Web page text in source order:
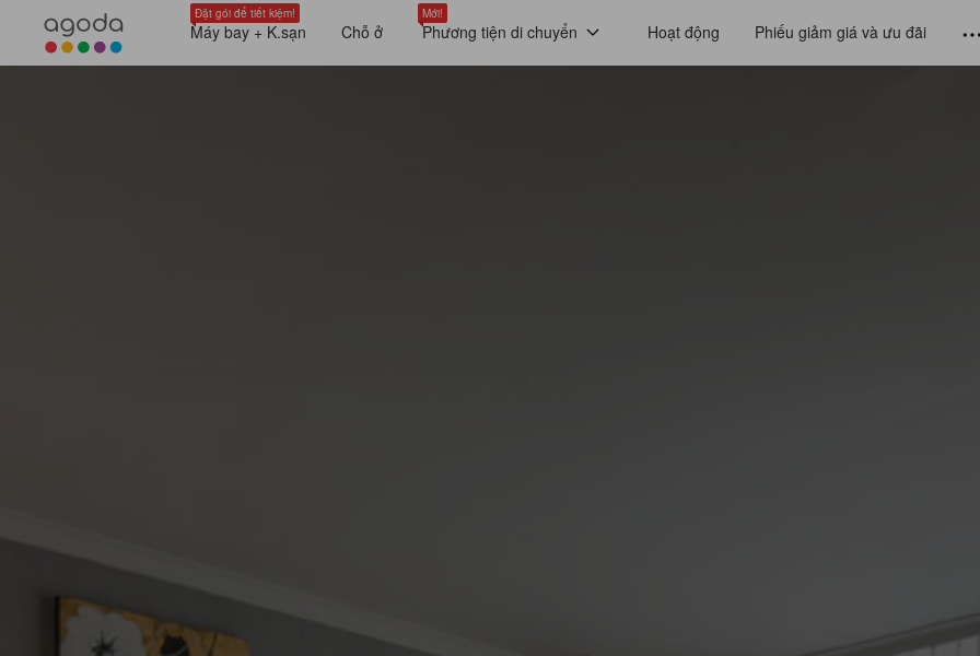
Đặt gói để tiết kiệm!
Máy bay + K.sạn Chỗ ở
Mới!
Phương tiện di chuyển Hoạt động Phiếu giảm giá và ưu đãi